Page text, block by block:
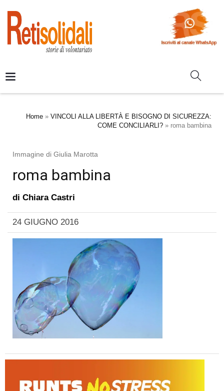
Home » VINCOLI ALLA LIBERTÀ E BISOGNO DI SICUREZZA:
COME CONCILIARLI? » roma bambina
Immagine di Giulia Marotta
roma bambina
di Chiara Castri
24 GIUGNO 2016